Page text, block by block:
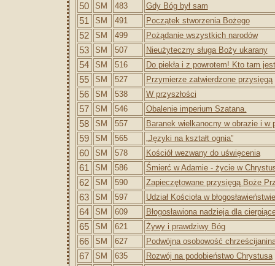
50 SM 483 Gdy Bóg był sam
51 SM 491 Początek stworzenia Bożego
52 SM 499 Pożądanie wszystkich narodów
53 SM 507 Nieużyteczny sługa Boży ukarany
54 SM 516 Do piekła i z powrotem! Kto tam
55 SM 527 Przymierze zatwierdzone przysięgą
56 SM 538 W przyszłości
57 SM 546 Obalenie imperium Szatana.
58 SM 557 Baranek wielkanocny w obrazie i w
59 SM 565 „Języki na kształt ognia”
60 SM 578 Kościół wezwany do uświęcenia
61 SM 586 Śmierć w Adamie - życie w
62 SM 590 Zapieczętowane przysięgą Boże
63 SM 597 Udział Kościoła w
64 SM 609 Błogosławiona nadzieja dla
65 SM 621 Żywy i prawdziwy Bóg
66 SM 627 Podwójna osobowość
67 SM 635 Rozwój na podobieństwo Chrystusa